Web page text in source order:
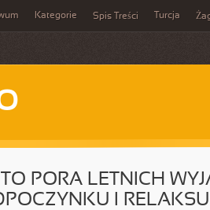
Kategorie Spis Treści Turcja
PORA LETNICH
I